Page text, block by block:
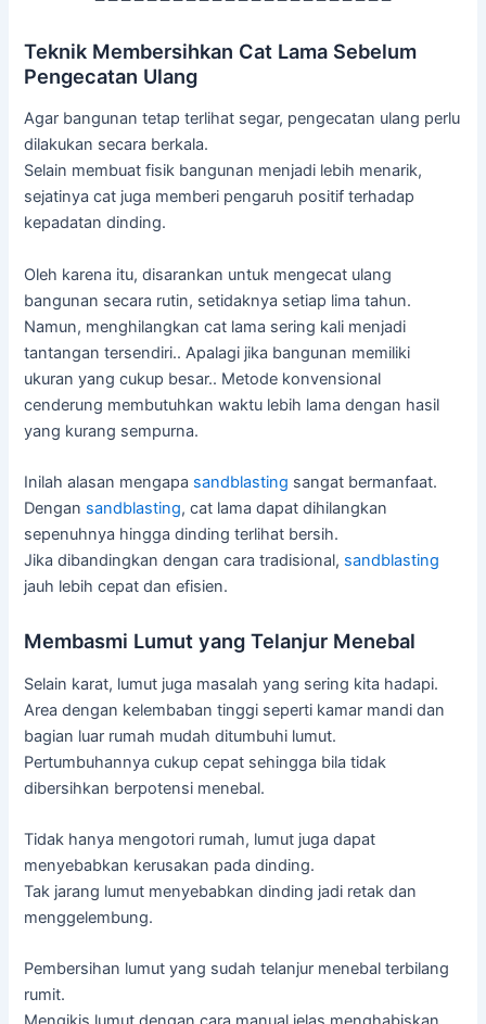
Teknik Membersihkan Cat Lama Sebelum
Pengecatan Ulang
Agar bangunan tetap terlihat segar, pengecatan ulang perlu
dilakukan secara berkala.
Selain membuat fisik bangunan menjadi lebih menarik,
sejatinya cat juga memberi pengaruh positif terhadap
kepadatan dinding.
Oleh karena itu, disarankan untuk mengecat ulang
bangunan secara rutin, setidaknya setiap lima tahun.
Namun, menghilangkan cat lama sering kali menjadi
tantangan tersendiri.. Apalagi jika bangunan memiliki
ukuran yang cukup besar.. Metode konvensional
cenderung membutuhkan waktu lebih lama dengan hasil
yang kurang sempurna.
Inilah alasan mengapa sandblasting sangat bermanfaat.
Dengan sandblasting, cat lama dapat dihilangkan
sepenuhnya hingga dinding terlihat bersih.
Jika dibandingkan dengan cara tradisional, sandblasting
jauh lebih cepat dan efisien.
Membasmi Lumut yang Telanjur Menebal
Selain karat, lumut juga masalah yang sering kita hadapi.
Area dengan kelembaban tinggi seperti kamar mandi dan
bagian luar rumah mudah ditumbuhi lumut.
Pertumbuhannya cukup cepat sehingga bila tidak
dibersihkan berpotensi menebal.
Tidak hanya mengotori rumah, lumut juga dapat
menyebabkan kerusakan pada dinding.
Tak jarang lumut menyebabkan dinding jadi retak dan
menggelembung.
Pembersihan lumut yang sudah telanjur menebal terbilang
rumit.